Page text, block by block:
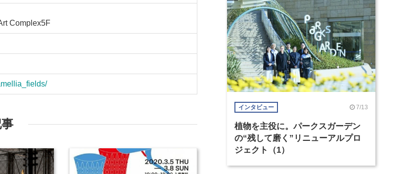
Complex5F
インタビュー 7/13
植物を主役に。パークスガーデン
の“残して磨く”リニューアルプロ
ジェクト（1）